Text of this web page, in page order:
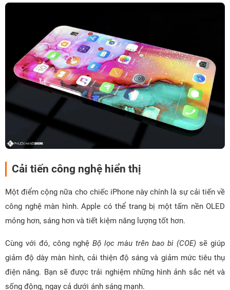
Cải tiến công nghệ hiển thị
Một điểm cộng nữa cho chiếc iPhone này chính là sự cải tiến về
công nghệ màn hình. Apple có thể trang bị một tấm nền OLED
mỏng hơn, sáng hơn và tiết kiệm năng lượng tốt hơn.
Cùng với đó, công nghệ Bộ lọc màu trên bao bì (COE) sẽ giúp
giảm độ dày màn hình, cải thiện độ sáng và giảm mức tiêu thụ
điện năng. Bạn sẽ được trải nghiệm những hình ảnh sắc nét và
sống động, ngay cả dưới ánh sáng mạnh.